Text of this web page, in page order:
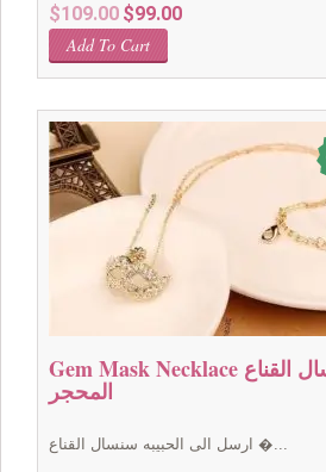
$109.00 Original
price
was:
$99.00Current
Add To Cart
Gem Mask Necklace سنسال القناع
المحجر
ارسل الى الحبيبه سنسال القناع �...